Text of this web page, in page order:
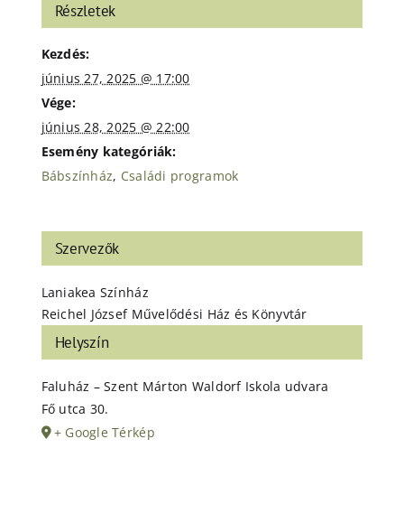
Részletek
Kezdés:
június 27, 2025 @ 17:00
Vége:
június 28, 2025 @ 22:00
Esemény kategóriák:
Bábszínház, Családi programok
Helyszín
Faluház – Szent Márton Waldorf Iskola udvara
Fő utca 30.
+ Google Térkép
Szervezők
Laniakea Színház
Reichel József Művelődési Ház és Könyvtár